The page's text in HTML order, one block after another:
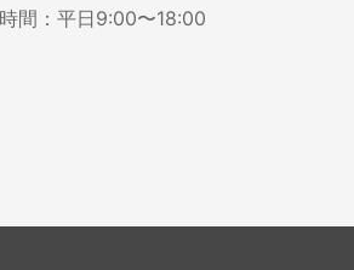
間：平日9:00〜18:00